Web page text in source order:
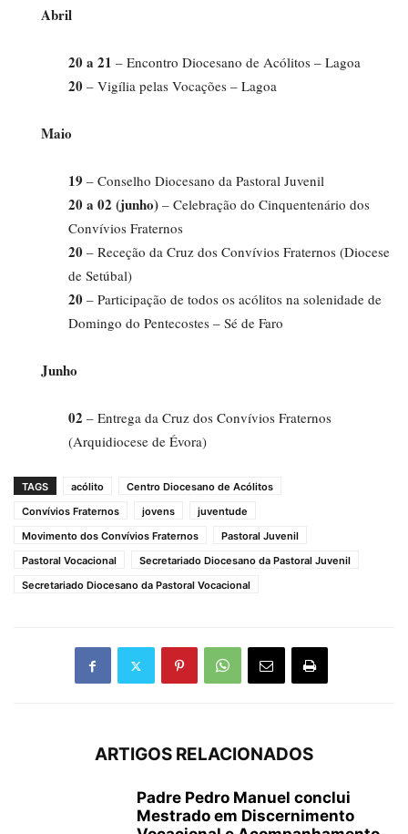
Abril
20 a 21 – Encontro Diocesano de Acólitos – Lagoa
20 – Vigília pelas Vocações – Lagoa
Maio
19 – Conselho Diocesano da Pastoral Juvenil
20 a 02 (junho) – Celebração do Cinquentenário dos
Convívios Fraternos
20 – Receção da Cruz dos Convívios Fraternos (Diocese
de Setúbal)
20 – Participação de todos os acólitos na solenidade de
Domingo do Pentecostes – Sé de Faro
Junho
02 – Entrega da Cruz dos Convívios Fraternos
(Arquidiocese de Évora)
TAGS acólito
Centro Diocesano de Acólitos
Convívios Fraternos
jovens
juventude
Movimento dos Convívios Fraternos
Pastoral Juvenil
Pastoral Vocacional
Secretariado Diocesano da Pastoral Juvenil
Secretariado Diocesano da Pastoral Vocacional
ARTIGOS RELACIONADOS
Padre Pedro Manuel conclui
Mestrado em Discernimento